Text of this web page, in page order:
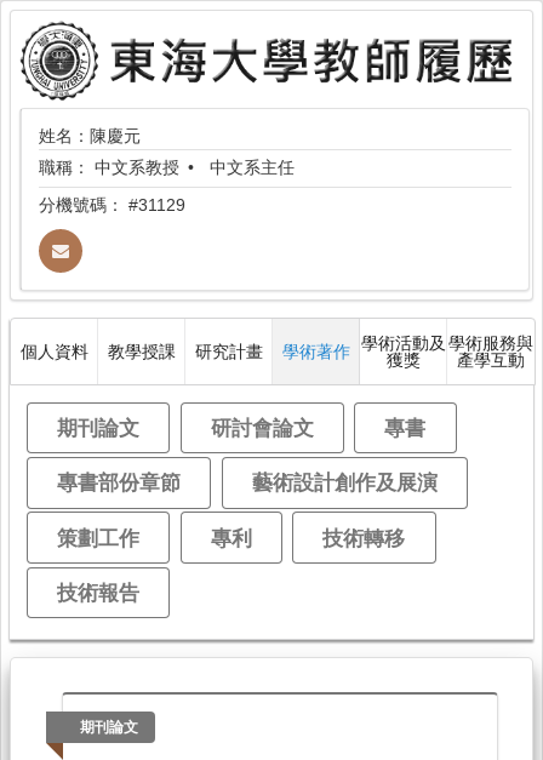
姓名：陳慶元
職稱： 中文系教授
中文系主任
分機號碼： #31129
個人資料 教學授課 研究計畫 學術著作 學術活動及
獲獎
學術服務與
產學互動
期刊論文 研討會論文 專書
專書部份章節 藝術設計創作及展演
策劃工作 專利 技術轉移
技術報告
期刊論文